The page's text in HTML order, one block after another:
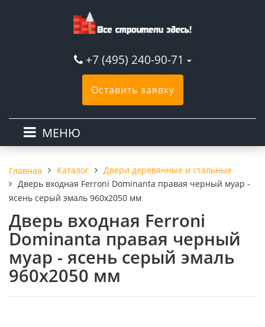
+7 (495) 240-90-71
Оставить заявку
МЕНЮ
Главная Каталог
Двери деревянные и стальные
Дверь входная Ferroni Dominanta правая черный муар -
ясень серый эмаль 960х2050 мм
Дверь входная Ferroni
Dominanta правая черный
муар - ясень серый эмаль
960х2050 мм